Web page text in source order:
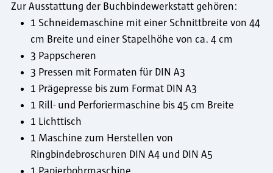
Zur Ausstattung der Buchbindewerkstatt gehören:
1 Schneidemaschine mit einer Schnittbreite von 44
cm Breite und einer Stapelhöhe von ca. 4 cm
3 Pappscheren
3 Pressen mit Formaten für DIN A3
1 Prägepresse bis zum Format DIN A3
1 Rill- und Perforiermaschine bis 45 cm Breite
1 Lichttisch
1 Maschine zum Herstellen von
Ringbindebroschuren DIN A4 und DIN A5